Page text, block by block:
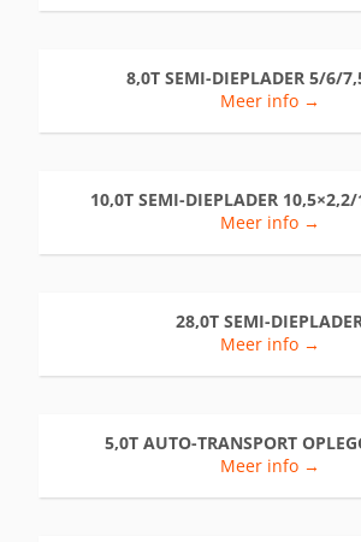
8,0T SEMI-DIEPLADER 5/6/
Meer info →
10,0T SEMI-DIEPLADER
Meer info →
28,0T SEMI-
Meer info →
5,0T AUTO-TRANSPORT
Meer info →